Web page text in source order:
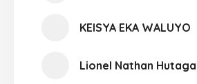
KEISYA EKA WALUYO
Lionel Nathan